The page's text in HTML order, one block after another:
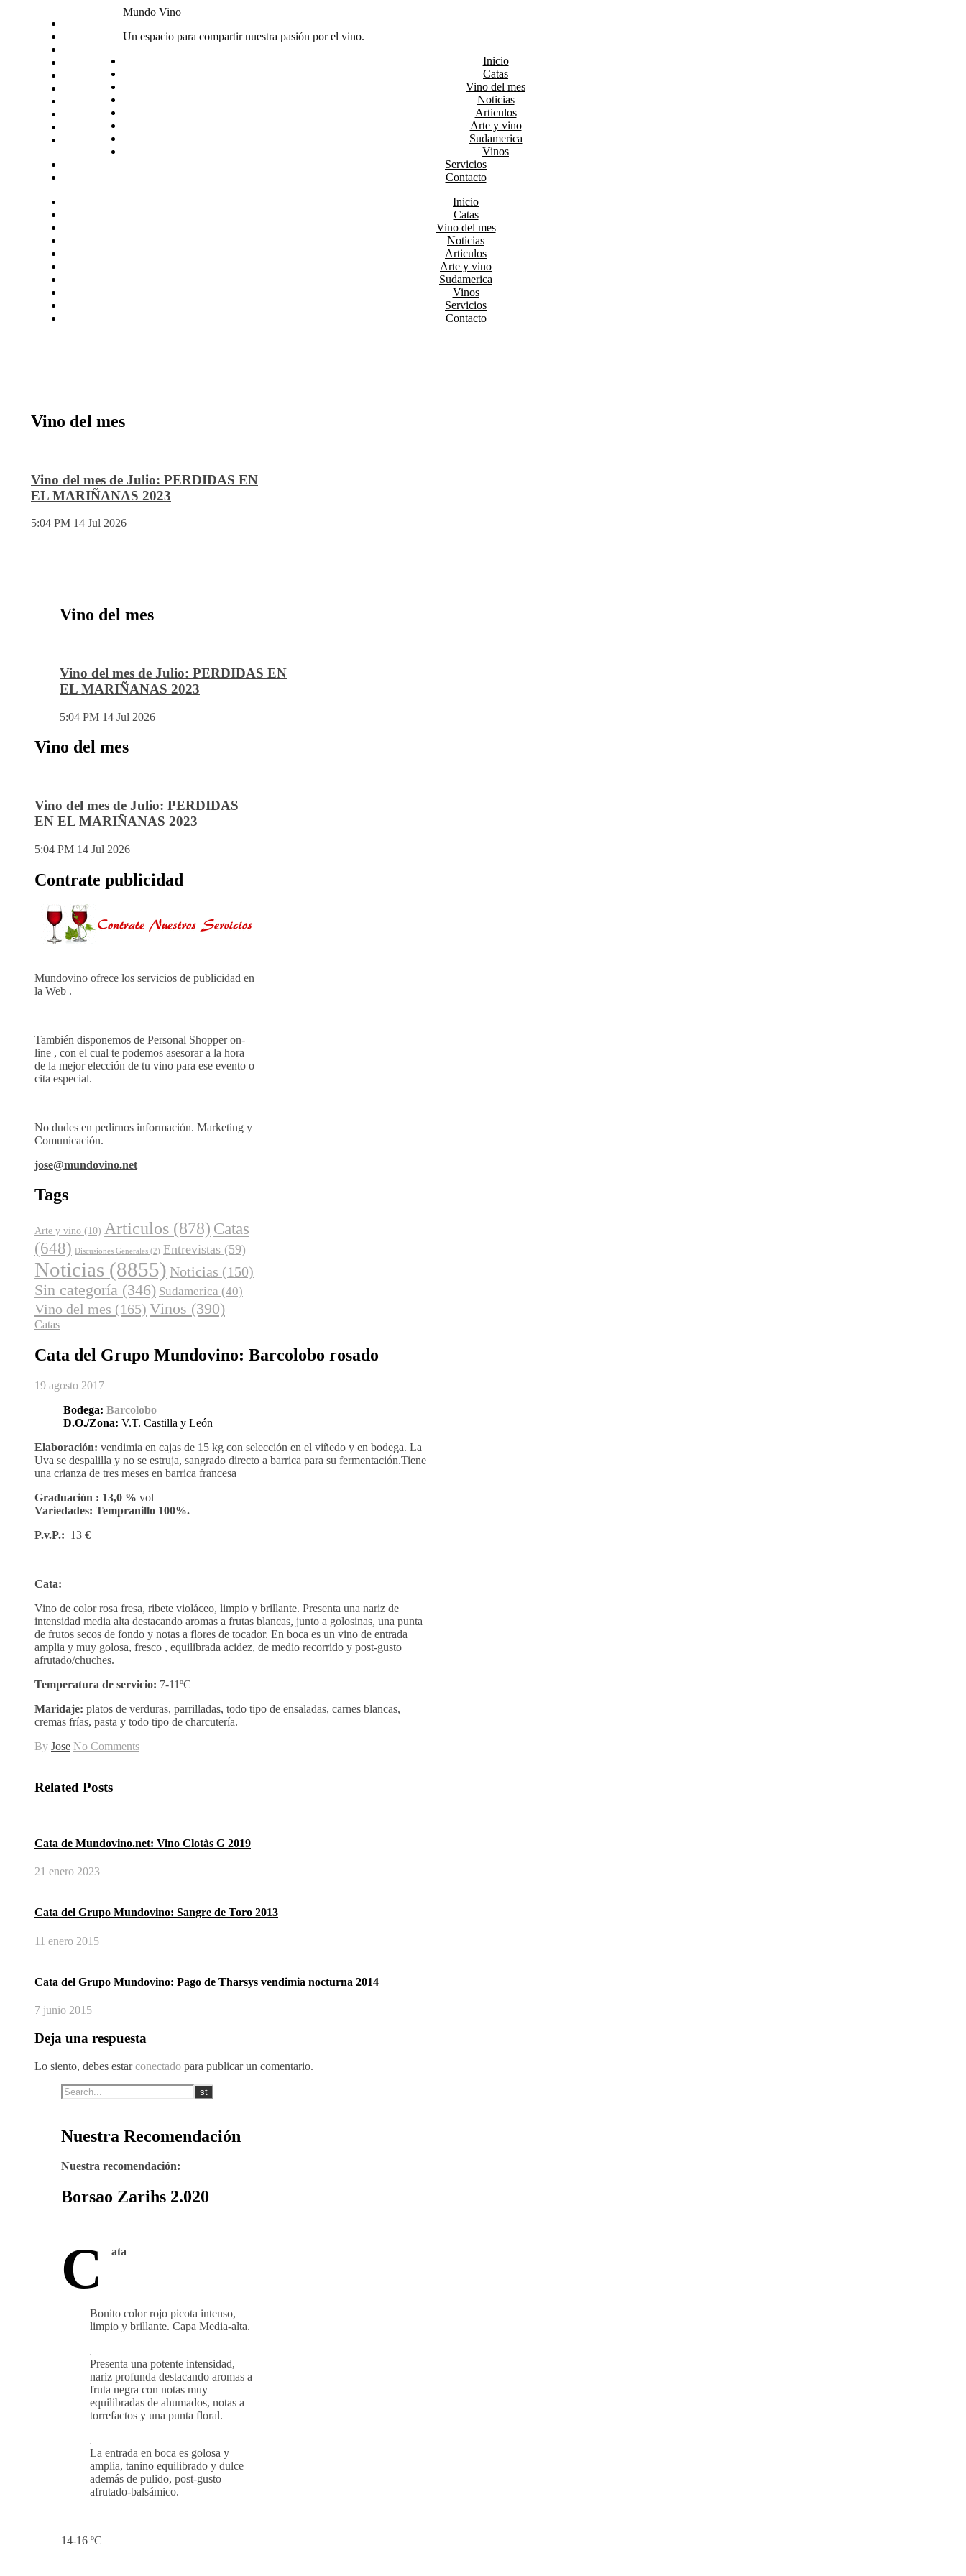
Arte y vino
Sudamerica
Mundo Vino
Un espacio para compartir nuestra pasión por el vino.
Inicio
Catas
Vino del mes
Noticias
Articulos
Arte y vino
Sudamerica
Vinos
Servicios
Contacto
Inicio
Catas
Vino del mes
Noticias
Articulos
Arte y vino
Sudamerica
Vinos
Servicios
Contacto
Vino del mes
Vino del mes de Julio: PERDIDAS EN
EL MARIÑANAS 2023
5:04 PM 14 Jul 2026
Vino del mes
Vino del mes de Julio: PERDIDAS EN
EL MARIÑANAS 2023
5:04 PM 14 Jul 2026
Vino del mes
Vino del mes de Julio: PERDIDAS
EN EL MARIÑANAS 2023
5:04 PM 14 Jul 2026
Contrate publicidad
Mundovino ofrece los servicios de publicidad en
la Web .
También disponemos de Personal Shopper on-
line , con el cual te podemos asesorar a la hora
de la mejor elección de tu vino para ese evento o
cita especial.
No dudes en pedirnos información. Marketing y
Comunicación.
jose@mundovino.net
Tags
Arte y vino (10) Articulos (878) Catas
(648) Discusiones Generales (2) Entrevistas (59)
Noticias (8855) Noticias (150)
Sin categoría (346) Sudamerica (40)
Vino del mes (165) Vinos (390)
Catas
Cata del Grupo Mundovino: Barcolobo rosado
19 agosto 2017
Bodega: Barcolobo
D.O./Zona: V.T. Castilla y León
Elaboración: vendimia en cajas de 15 kg con selección en el viñedo y en bodega. La
Uva se despalilla y no se estruja, sangrado directo a barrica para su fermentación.Tiene
una crianza de tres meses en barrica francesa
Graduación : 13,0 % vol
Variedades: Tempranillo 100%.
P.v.P.: 13 €
Cata:
Vino de color rosa fresa, ribete violáceo, limpio y brillante. Presenta una nariz de
intensidad media alta destacando aromas a frutas blancas, junto a golosinas, una punta
de frutos secos de fondo y notas a flores de tocador. En boca es un vino de entrada
amplia y muy golosa, fresco , equilibrada acidez, de medio recorrido y post-gusto
afrutado/chuches.
Temperatura de servicio: 7-11ºC
Maridaje: platos de verduras, parrilladas, todo tipo de ensaladas, carnes blancas,
cremas frías, pasta y todo tipo de charcutería.
By Jose No Comments
Related Posts
Cata de Mundovino.net: Vino Clotàs G 2019
21 enero 2023
Cata del Grupo Mundovino: Sangre de Toro 2013
11 enero 2015
Cata del Grupo Mundovino: Pago de Tharsys vendimia nocturna 2014
7 junio 2015
Deja una respuesta
Lo siento, debes estarconectado para publicar un comentario.
Nuestra Recomendación
Nuestra recomendación:
Borsao Zarihs 2.020
C ata
Bonito color rojo picota intenso,
limpio y brillante. Capa Media-alta.
Presenta una potente intensidad,
nariz profunda destacando aromas a
fruta negra con notas muy
equilibradas de ahumados, notas a
torrefactos y una punta floral.
La entrada en boca es golosa y
amplia, tanino equilibrado y dulce
además de pulido, post-gusto
afrutado-balsámico.
14-16 ºC